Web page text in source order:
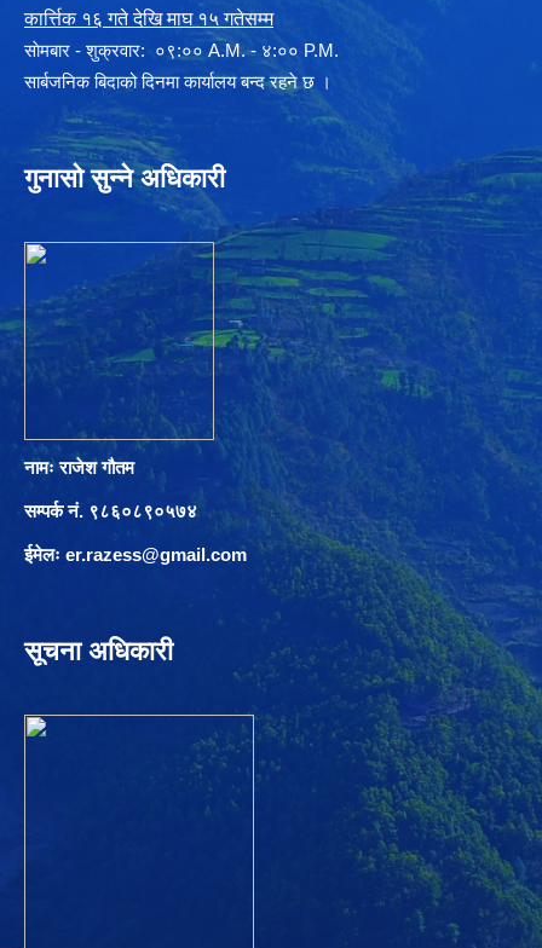
कार्त्तिक १६ गते देखि माघ १५ गतेसम्म
साेमबार - शुक्रवार: ०९:०० A.M. - ४:०० P.M.
सार्बजनिक बिदाको दिनमा कार्यालय बन्द रहने छ ।
गुनासो सुन्ने अधिकारी
नामः राजेश गौतम
सम्पर्क नं. ९८६०८९०५७४
ईमेलः er.razess@gmail.com
सूचना अधिकारी